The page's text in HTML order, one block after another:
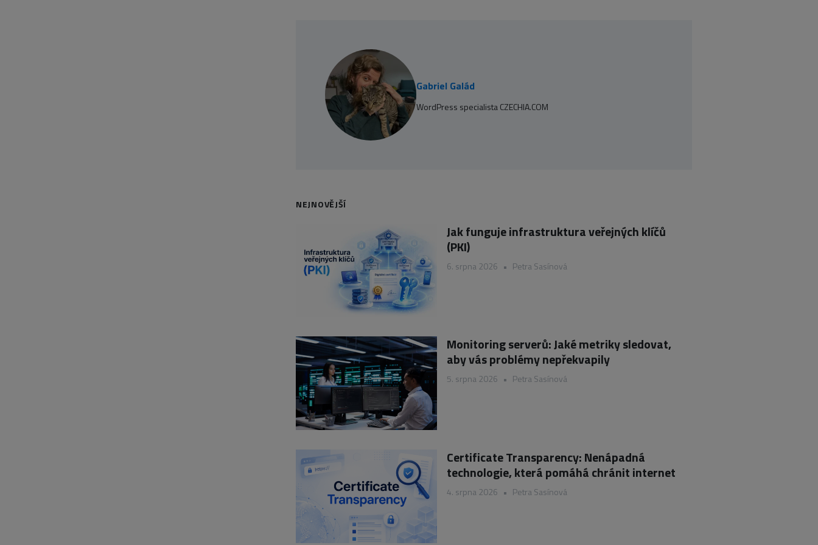
Gabriel Galád
WordPress specialista CZECHIA.COM
NEJNOVĚJŠÍ
Jak funguje infrastruktura veřejných klíčů
(PKI)
6. srpna 2026 • Petra Sasínová
Monitoring serverů: Jaké metriky sledovat,
aby vás problémy nepřekvapily
5. srpna 2026 • Petra Sasínová
Certificate Transparency: Nenápadná
technologie, která pomáhá chránit internet
4. srpna 2026 • Petra Sasínová